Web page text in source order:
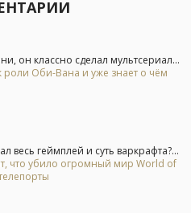
он классно сделал мультсериал...
роли Оби-Вана и уже знает о чём
весь геймплей и суть варкрафта?...
что убило огромный мир World of